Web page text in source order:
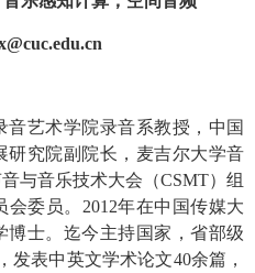
音艺术学院录音系教授 ，中国
究院副院长， 麦吉尔大学音
与音乐技术大会（CSMT）组
会委员。 2012年在中国传媒大
博士。迄今主持国家，省部级
发表中英文学术论文40余篇，